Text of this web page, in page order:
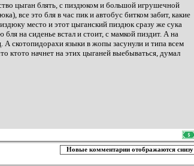
цыган блять, с пиздюком и большой игрушечной
все это бля в час пик и автобус битком забит, какие
место и этот цыганский пиздюк сразу же сука
на сиденье встал и стоит, с мамкой пиздит. А на
А скотопидорахи языки в жопы засунули и типа всем
ктото начнет на этих цыганей выебываться, думал
Новые комментарии отображаются снизу